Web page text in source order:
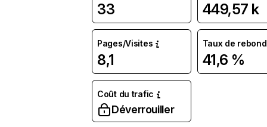
33 449,57 k
Pages/Visites
8,1
Taux de rebond
41,6 %
Coût du trafic
Déverrouiller